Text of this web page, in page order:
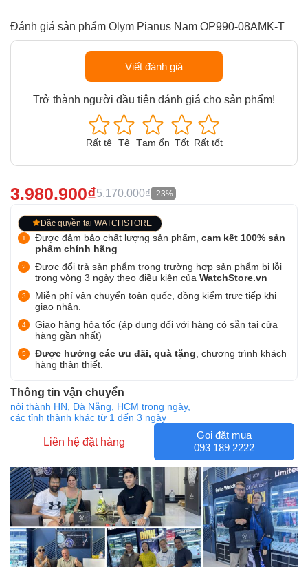
Đánh giá sản phẩm Olym Pianus Nam OP990-08AMK-T
Viết đánh giá
Trở thành người đầu tiên đánh giá cho sản phẩm!
Rất tệ Tệ Tạm ổn Tốt Rất tốt
3.980.900₫5.170.000₫ -23%
Đặc quyền tại WATCHSTORE
Được đảm bảo chất lượng sản phẩm, cam kết 100% sản
phẩm chính hãng
Được đổi trả sản phẩm trong trường hợp sản phẩm bị lỗi
trong vòng 3 ngày theo điều kiện của WatchStore.vn
Miễn phí vận chuyển toàn quốc, đồng kiểm trực tiếp khi
giao nhận.
Giao hàng hỏa tốc (áp dụng đối với hàng có sẵn tại cửa
hàng gần nhất)
Được hưởng các ưu đãi, quà tặng , chương trình khách
hàng thân thiết.
Thông tin vận chuyển
nội thành HN, Đà Nẵng, HCM trong ngày,
các tỉnh thành khác từ 1 đến 3 ngày
Liên hệ đặt hàng
Gọi đặt mua
093 189 2222